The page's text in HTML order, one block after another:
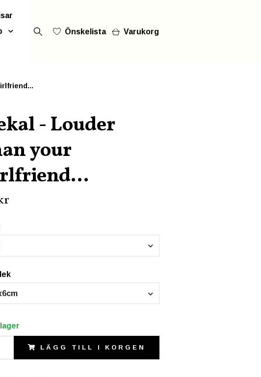
Önskelista Varukorg
- Louder
your
lager
LÄGG TILL I KORGEN